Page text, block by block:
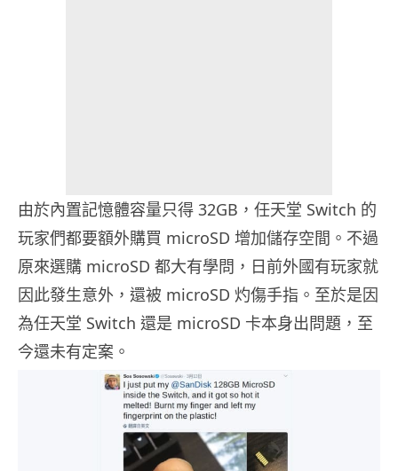
由於內置記憶體容量只得 32GB，任天堂 Switch 的
玩家們都要額外購買 microSD 增加儲存空間。不過
原來選購 microSD 都大有學問，日前外國有玩家就
因此發生意外，還被 microSD 灼傷手指。至於是因
為任天堂 Switch 還是 microSD 卡本身出問題，至
今還未有定案。